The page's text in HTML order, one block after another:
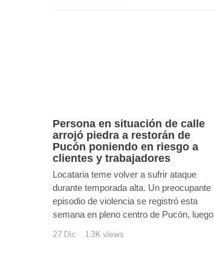
Persona en situación de calle
arrojó piedra a restorán de
Pucón poniendo en riesgo a
clientes y trabajadores
Locataria teme volver a sufrir ataque
durante temporada alta. Un preocupante
episodio de violencia se registró esta
semana en pleno centro de Pucón, luego
27 Dic 1.3K views